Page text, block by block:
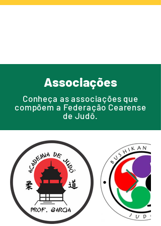
Associações
Conheça as associações que
compõem a Federação Cearense
de Judô.